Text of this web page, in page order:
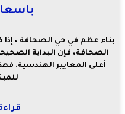
بناء عظم في حي الصحافة ،
الصحافة، فإن البداية
أعلى المعايير الهندسية.